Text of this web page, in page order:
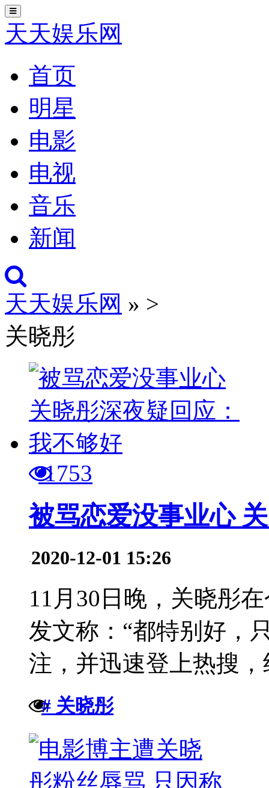
切
换
导
航
天天娱乐网
首页
明星
电影
电视
音乐
新闻
天天娱乐网 » >
关晓彤
1753
被骂恋爱没事业心
·2020-12-01 15:26
11月30日晚，关晓彤
发文称：“都特别好，
注，并迅速登上热搜，
# 关晓彤